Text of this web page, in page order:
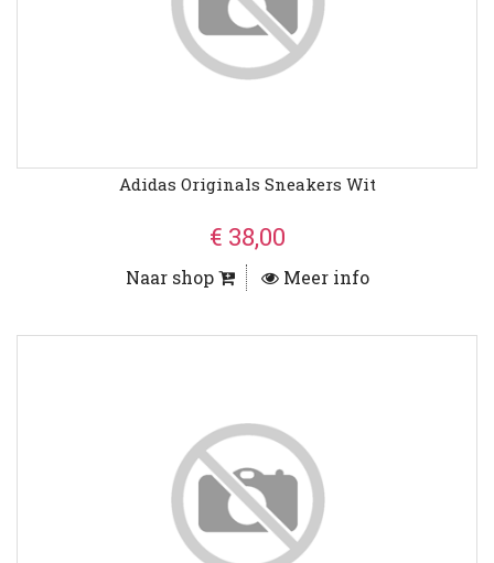
Adidas Originals Sneakers Wit
€ 38,00
Naar shop Meer info